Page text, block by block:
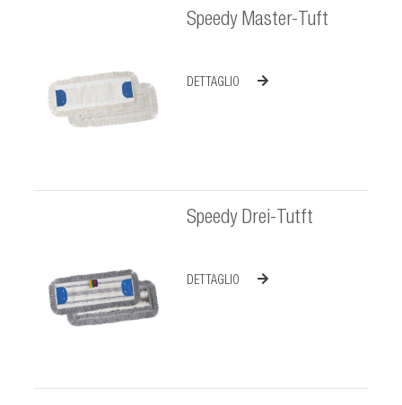
Speedy Master-Tuft
DETTAGLIO
Speedy Drei-Tutft
DETTAGLIO